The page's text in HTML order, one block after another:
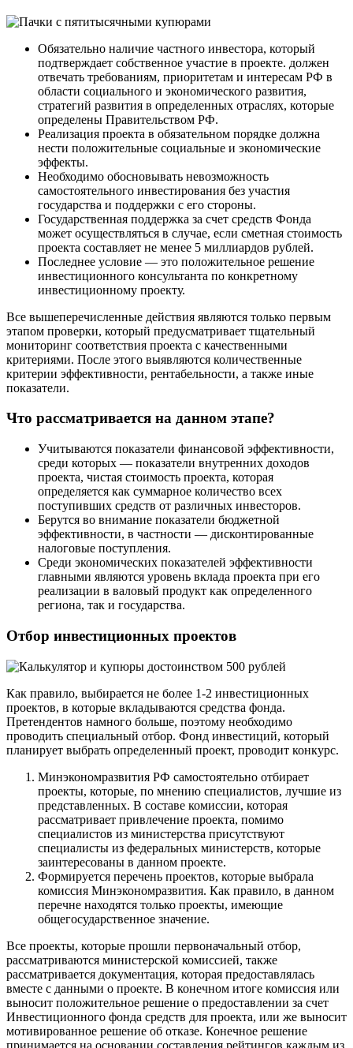
Обязательно наличие частного инвестора, который
подтверждает собственное участие в проекте. должен
отвечать требованиям, приоритетам и интересам РФ в
области социального и экономического развития,
стратегий развития в определенных отраслях, которые
определены Правительством РФ.
Реализация проекта в обязательном порядке должна
нести положительные социальные и экономические
эффекты.
Необходимо обосновывать невозможность
самостоятельного инвестирования без участия
государства и поддержки с его стороны.
Государственная поддержка за счет средств Фонда
может осуществляться в случае, если сметная стоимость
проекта составляет не менее 5 миллиардов рублей.
Последнее условие — это положительное решение
инвестиционного консультанта по конкретному
инвестиционному проекту.
Все вышеперечисленные действия являются только первым
этапом проверки, который предусматривает тщательный
мониторинг соответствия проекта с качественными
критериями. После этого выявляются количественные
критерии эффективности, рентабельности, а также иные
показатели.
Что рассматривается на данном этапе?
Учитываются показатели финансовой эффективности,
среди которых — показатели внутренних доходов
проекта, чистая стоимость проекта, которая
определяется как суммарное количество всех
поступивших средств от различных инвесторов.
Берутся во внимание показатели бюджетной
эффективности, в частности — дисконтированные
налоговые поступления.
Среди экономических показателей эффективности
главными являются уровень вклада проекта при его
реализации в валовый продукт как определенного
региона, так и государства.
Отбор инвестиционных проектов
Как правило, выбирается не более 1-2 инвестиционных
проектов, в которые вкладываются средства фонда.
Претендентов намного больше, поэтому необходимо
проводить специальный отбор. Фонд инвестиций, который
планирует выбрать определенный проект, проводит конкурс.
Минэкономразвития РФ самостоятельно отбирает
проекты, которые, по мнению специалистов, лучшие из
представленных. В составе комиссии, которая
рассматривает привлечение проекта, помимо
специалистов из министерства присутствуют
специалисты из федеральных министерств, которые
заинтересованы в данном проекте.
Формируется перечень проектов, которые выбрала
комиссия Минэкономразвития. Как правило, в данном
перечне находятся только проекты, имеющие
общегосударственное значение.
Все проекты, которые прошли первоначальный отбор,
рассматриваются министерской комиссией, также
рассматривается документация, которая предоставлялась
вместе с данными о проекте. В конечном итоге комиссия или
выносит положительное решение о предоставлении за счет
Инвестиционного фонда средств для проекта, или же выносит
мотивированное решение об отказе. Конечное решение
принимается на основании составления рейтингов каждым из